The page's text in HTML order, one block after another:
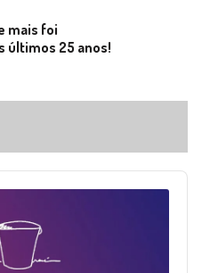
mais foi
últimos 25 anos!